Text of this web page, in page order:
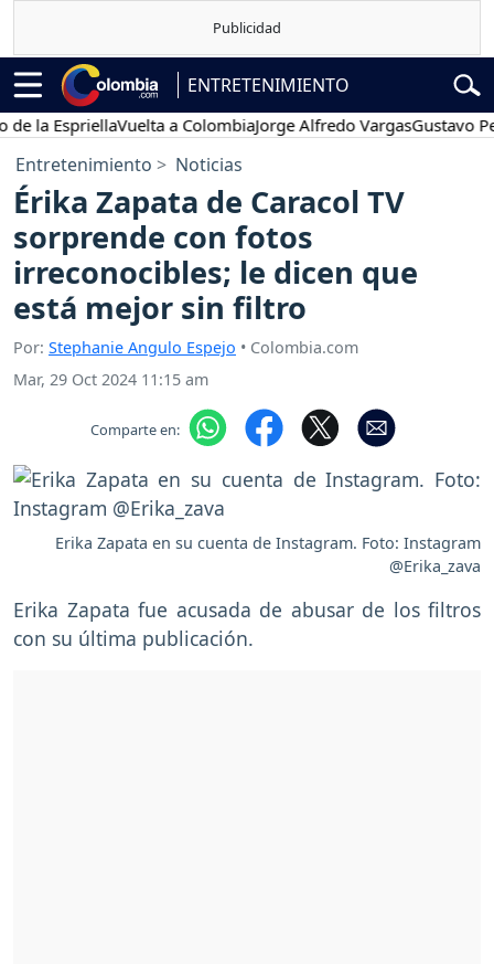
ENTRETENIMIENTO
EspriellaVuelta a ColombiaJorge Alfredo VargasGustavo Petro
Entretenimiento Noticias
Érika Zapata de Caracol TV
sorprende con fotos
irreconocibles; le dicen que
está mejor sin filtro
Por: Stephanie Angulo Espejo • Colombia.com
Mar, 29 Oct 2024 11:15 am
Comparte en:
Erika Zapata en su cuenta de Instagram. Foto: Instagram
@Erika_zava
Erika Zapata fue acusada de abusar de los filtros
con su última publicación.